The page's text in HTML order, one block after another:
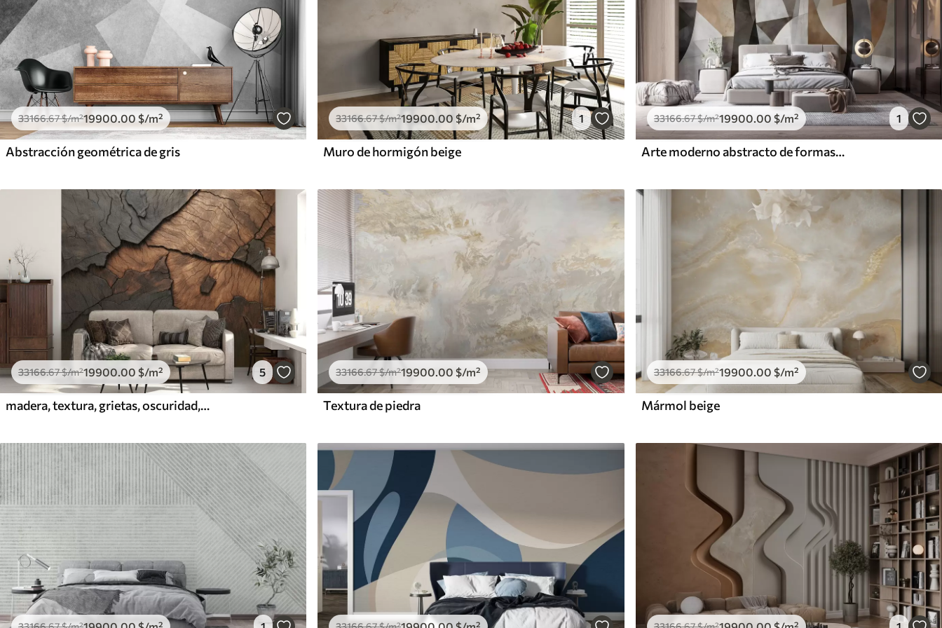
33166.67$/m²19900.00 $/m²
Abstracción geométrica de gris
33166.67$/m²19900 .00 $/m² 1
Muro de hormigón beige
33166.67$/m²19900 .00 $/m² 1
Arte moderno abstracto de formas geométricas texturadas en tonos marrones, grises y beige
33166.67$/m²19900.00 $/m² 5
madera, textura, grietas, oscuridad, corteza, superficie
33166.67$/m²19900.00 $/m²
Textura de piedra
33166.67$/m²19900.00 $/m²
Mármol beige